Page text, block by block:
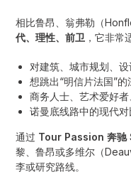
相比鲁昂、翁弗勒（
代、理性、前卫 ，它非常
对建筑、城市规划、
想跳出“明信片法国”的
商务人士、艺术爱好
诺曼底线路中的现代对
通过 Tour Passion 奔驰
黎、鲁昂或多维尔（
李或研究路线。